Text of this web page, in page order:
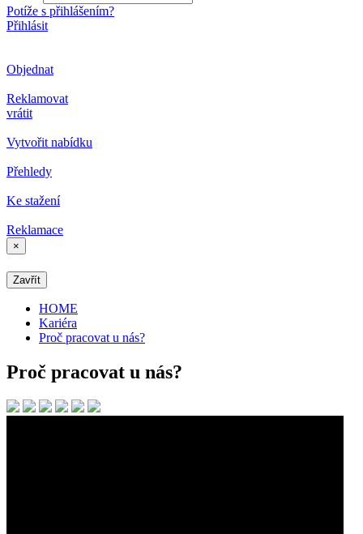
Potíže s přihlášením?
Přihlásit
Objednat
Reklamovat
vrátit
Vytvořit nabídku
Přehledy
Ke stažení
Reklamace
×
Zavřít
HOME
Kariéra
Proč pracovat u nás?
Proč pracovat u nás?